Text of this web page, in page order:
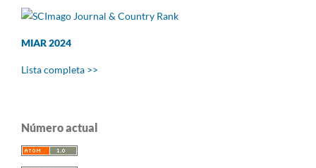
MIAR 2024
Lista completa >>
Número actual